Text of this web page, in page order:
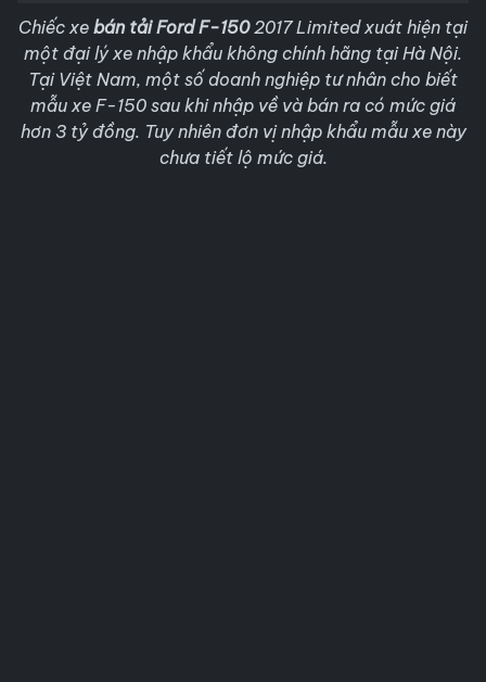
Chiếc xe bán tải Ford F-1502017 Limited xuát hiện tại
một đại lý xe nhập khẩu không chính hãng tại Hà Nội.
Tại Việt Nam, một số doanh nghiệp tư nhân cho biết
mẫu xe F-150 sau khi nhập về và bán ra có mức giá
hơn 3 tỷ đồng. Tuy nhiên đơn vị nhập khẩu mẫu xe này
chưa tiết lộ mức giá.